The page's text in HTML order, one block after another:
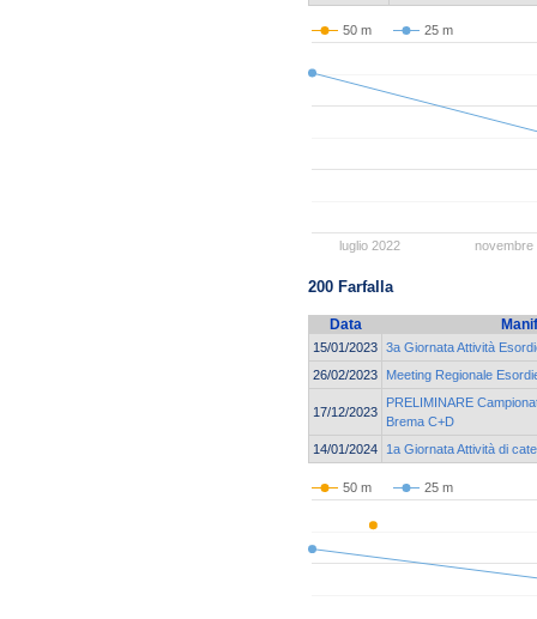
50 m 25 m
luglio 2022 novembre
200 Farfalla
Data
15/01/2023 3a Giornata Attività
26/02/2023
Meeting Regionale
17/12/2023
PRELIMINARE
Brema C+D
14/01/2024
1a Giornata Attività di
50 m 25 m